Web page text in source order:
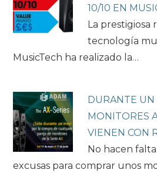
10/10 EN
La prestigiosa
tecnología
MusicTech ha realizado la…
DURANTE UN
MONITORES
VIENEN CON
No hacen
excusas para comprar unos